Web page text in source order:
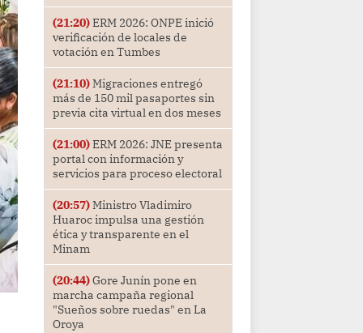
(21:20)ERM 2026: ONPE inició
verificación de locales de
votación en Tumbes
(21:10)Migraciones entregó
más de 150 mil pasaportes sin
previa cita virtual en dos meses
(21:00)ERM 2026: JNE presenta
portal con información y
servicios para proceso electoral
(20:57)Ministro Vladimiro
Huaroc impulsa una gestión
ética y transparente en el
Minam
(20:44)Gore Junín pone en
marcha campaña regional
"Sueños sobre ruedas" en La
Oroya